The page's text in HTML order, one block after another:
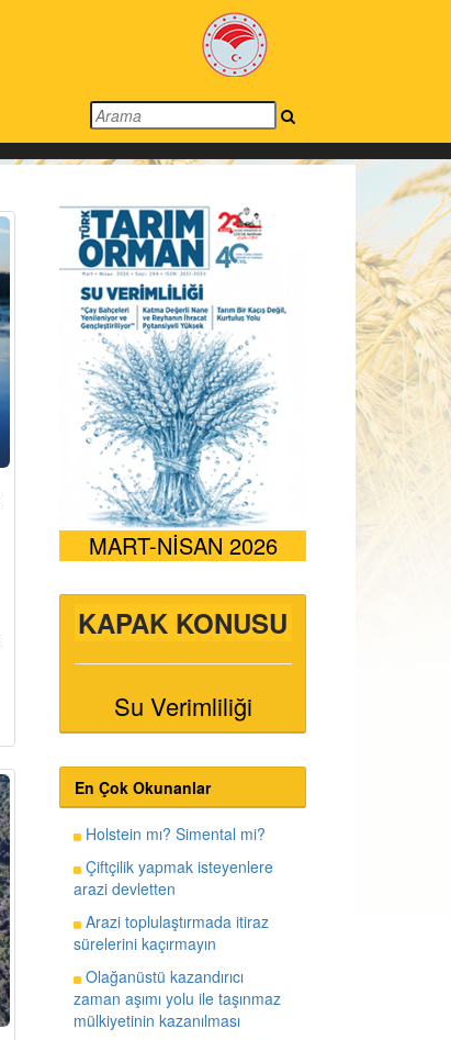
MART-NİSAN 2026
KAPAK KONUSU
Su Verimliliği
En Çok Okunanlar
Holstein mı? Simental mi?
Çiftçilik yapmak isteyenlere
arazi devletten
Arazi toplulaştırmada itiraz
sürelerini kaçırmayın
Olağanüstü kazandırıcı
zaman aşımı yolu ile taşınmaz
mülkiyetinin kazanılması